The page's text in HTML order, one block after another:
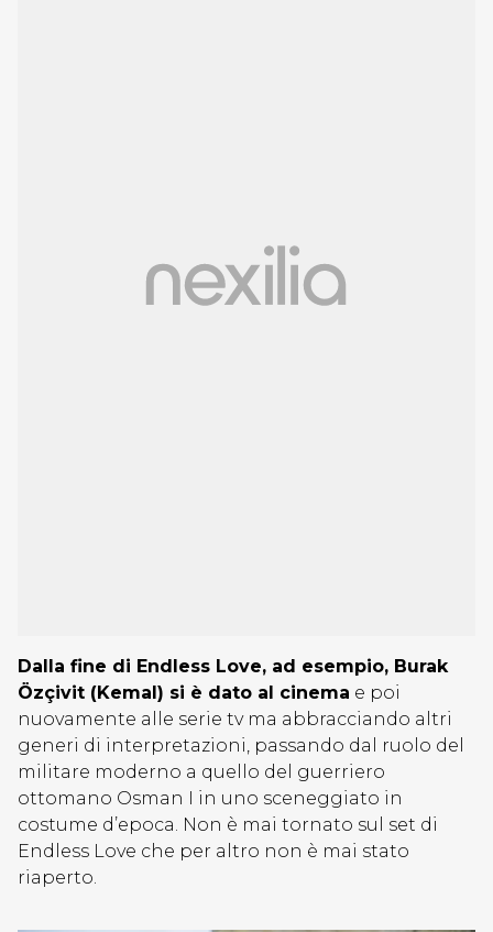
Dalla fine di Endless Love, ad esempio, Burak
Özçivit (Kemal) si è dato al cinema e poi
nuovamente alle serie tv ma abbracciando altri
generi di interpretazioni, passando dal ruolo del
militare moderno a quello del guerriero
ottomano Osman I in uno sceneggiato in
costume d’epoca. Non è mai tornato sul set di
Endless Love che per altro non è mai stato
riaperto.